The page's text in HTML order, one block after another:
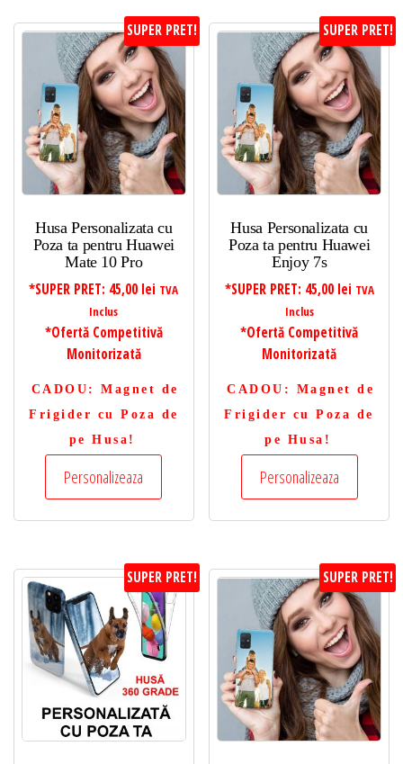
SUPER PRET!
Husa Personalizata cu
Poza ta pentru Huawei
Mate 10 Pro
*SUPER PRET: 45,00 lei TVA
Inclus
*Ofertă Competitivă
Monitorizată
CADOU : Magnet de
Frigider cu Poza de
pe Husa!
Personalizeaza
SUPER PRET!
Husa Personalizata cu
Poza ta pentru Huawei
Enjoy 7s
*SUPER PRET: 45,00 lei TVA
Inclus
*Ofertă Competitivă
Monitorizată
CADOU : Magnet de
Frigider cu Poza de
pe Husa!
Personalizeaza
SUPER PRET! SUPER PRET!